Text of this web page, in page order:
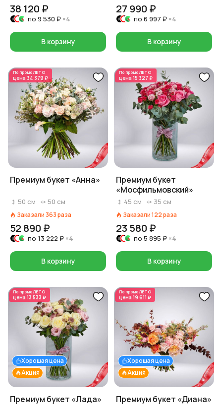
38 120 ₽
по 9 530 ₽ ×4
В корзину
27 990 ₽
по 6 997 ₽ ×4
В корзину
По промоЛЕТО
цена 34 379 ₽
Премиум букет «Анна»
50 см 50 см
Заказали 363раза
52 890 ₽
по 13 222 ₽ ×4
В корзину
По промоЛЕТО
цена 15 327 ₽
Премиум букет
«Мосфильмовский»
45 см 35 см
Заказали122раза
23 580 ₽
по 5 895 ₽ ×4
В корзину
По промоЛЕТО
цена 13 533 ₽
Акция
Хорошая цена
Премиум букет «Лада»
По промоЛЕТО
цена 19 611 ₽
Акция
Хорошая цена
Премиум букет «Диана»